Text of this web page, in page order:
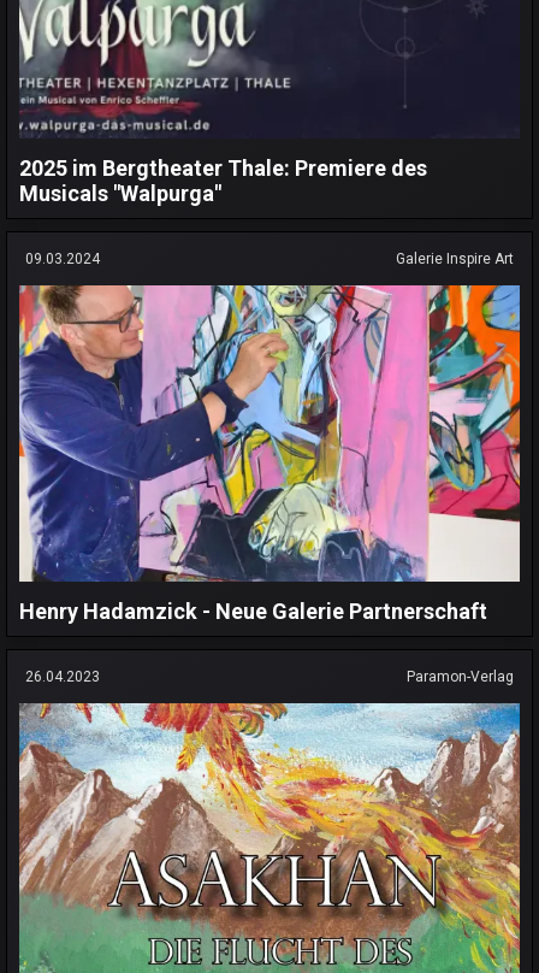
2025 im Bergtheater Thale: Premiere des
Musicals "Walpurga"
09.03.2024 Galerie Inspire Art
Henry Hadamzick - Neue Galerie Partnerschaft
26.04.2023 Paramon-Verlag